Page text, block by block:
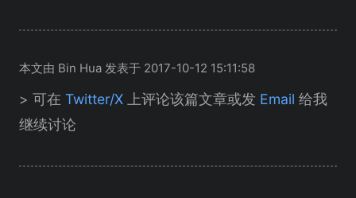
本文由 Bin Hua 发表于 2017-10-12 15:11:58
> 可在 Twitter/X 上评论该篇文章或发 Email 给我
继续讨论